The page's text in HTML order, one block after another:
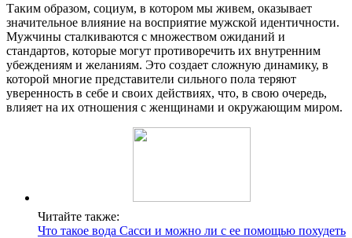
Таким образом, социум, в котором мы живем, оказывает
значительное влияние на восприятие мужской идентичности.
Мужчины сталкиваются с множеством ожиданий и
стандартов, которые могут противоречить их внутренним
убеждениям и желаниям. Это создает сложную динамику, в
которой многие представители сильного пола теряют
уверенность в себе и своих действиях, что, в свою очередь,
влияет на их отношения с женщинами и окружающим миром.
Читайте также:
Что такое вода Сасси и можно ли с ее помощью похудеть